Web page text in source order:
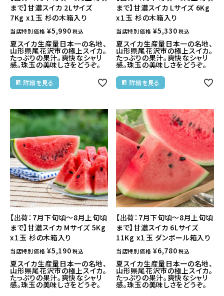
まで】甘濃スイカ 2Lサイズ
7Kg x１玉 杉の木箱入り
当店特別価格 ¥5,990 税込
夏スイカ生産量日本一の名地、
山形県尾花沢市の極上スイカ。
たっぷりの果汁。爽快なシャリ
感。珠玉の美味しさをどうぞ。
詳細を見る
まで】甘濃スイカ Lサイズ 6Kg
x１玉 杉の木箱入り
当店特別価格 ¥5,330 税込
夏スイカ生産量日本一の名地、
山形県尾花沢市の極上スイカ。
たっぷりの果汁。爽快なシャリ
感。珠玉の美味しさをどうぞ。
詳細を見る
【出荷：7月下旬頃～8月上旬頃
まで】甘濃スイカ Mサイズ 5Kg
x１玉 杉の木箱入り
当店特別価格 ¥5,190 税込
夏スイカ生産量日本一の名地、
山形県尾花沢市の極上スイカ。
たっぷりの果汁。爽快なシャリ
感。珠玉の美味しさをどうぞ。
【出荷：7月下旬頃～8月上旬頃
まで】甘濃スイカ 6Lサイズ
11Kg x１玉 ダンボール箱入り
当店特別価格 ¥6,780 税込
夏スイカ生産量日本一の名地、
山形県尾花沢市の極上スイカ。
たっぷりの果汁。爽快なシャリ
感。珠玉の美味しさをどうぞ。